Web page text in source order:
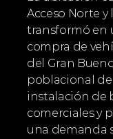
Acceso Norte
transformó en
compra de
del Gran
poblacional de
instalación de
comerciales y
una demanda